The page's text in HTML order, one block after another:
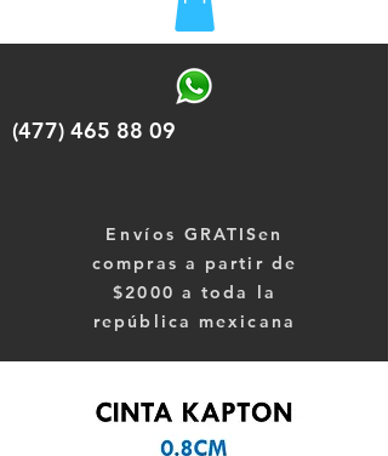
(477) 465 88 09
Envíos GRATISen
compras a partir de
$2000 a toda la
república mexicana